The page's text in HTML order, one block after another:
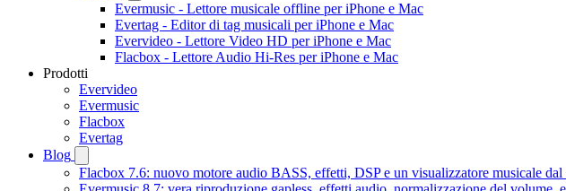
Evermusic - Lettore musicale offline per iPhone e Mac
Evertag - Editor di tag musicali per iPhone e Mac
Evervideo - Lettore Video HD per iPhone e Mac
Flacbox - Lettore Audio Hi-Res per iPhone e Mac
Prodotti
Evervideo
Evermusic
Flacbox
Evertag
Blog
Flacbox 7.6: nuovo motore audio BASS, effetti, DSP e un visualizzatore musicale